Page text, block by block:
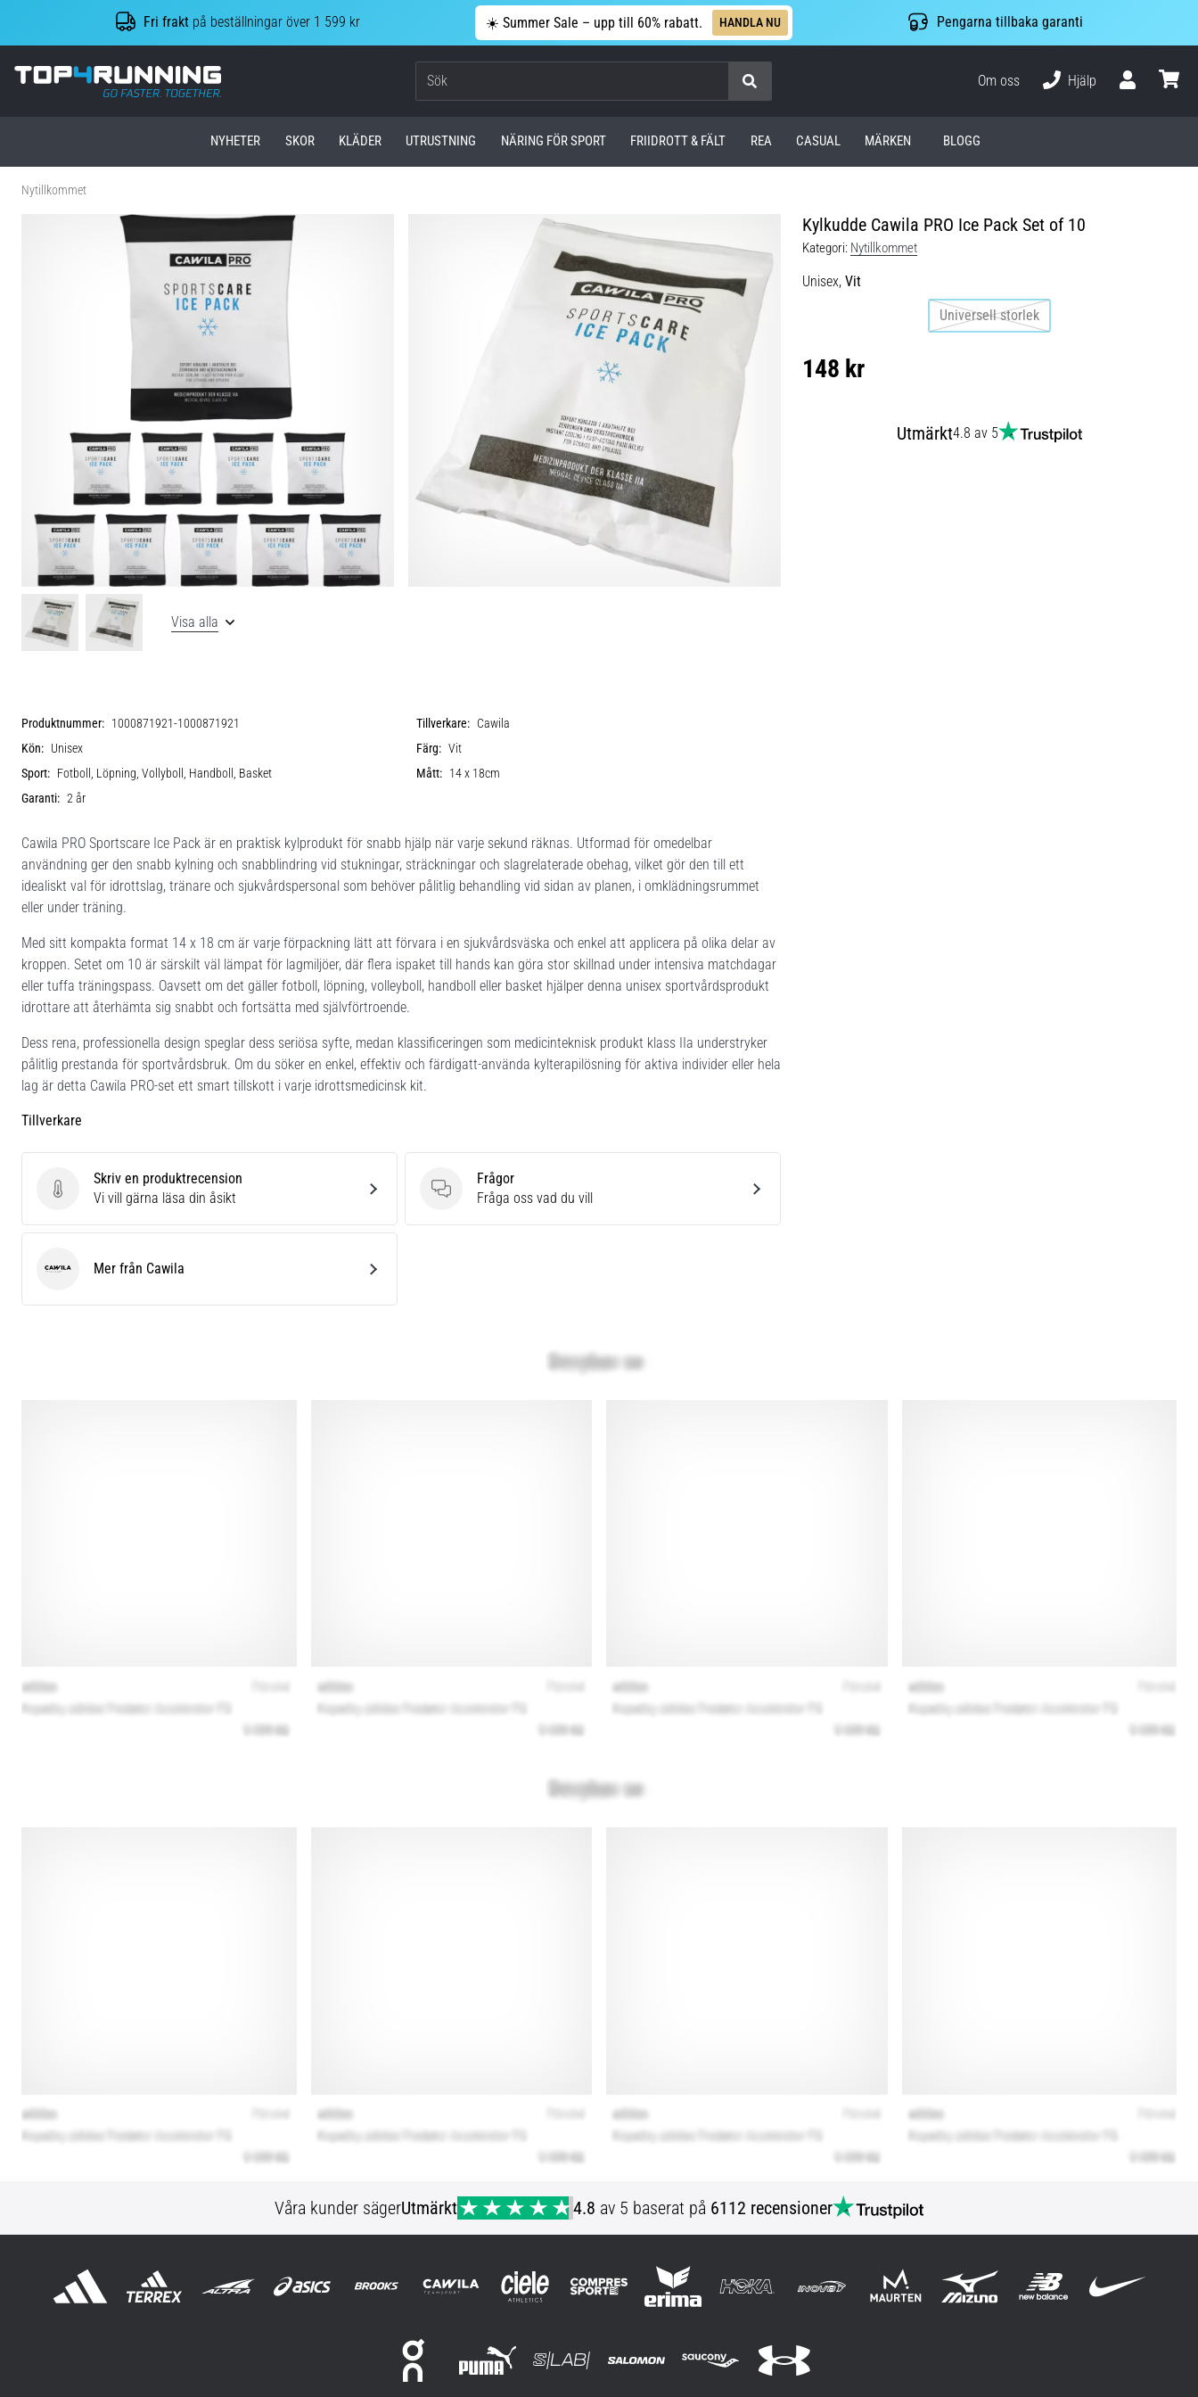
Fri frakt på beställningar över 1 599 kr ☀️ Summer Sale – upp till 60% rabatt. HANDLA NU Pengarna tillbaka garanti
Top4Running.se
Om oss
Hjälp
NYHETER SKOR KLÄDER UTRUSTNING NÄRING FÖR SPORT FRIIDROTT & FÄLT REA CASUAL MÄRKEN BLOGG
Nytillkommet
Kylkudde Cawila PRO Ice Pack Set of 10
Kategori: Nytillkommet
Unisex, Vit
Universell storlek
148 kr
Utmärkt4.8 av 5
Visa alla
Produktnummer: 1000871921-1000871921 Tillverkare: Cawila
Kön: Unisex Färg: Vit
Sport: Fotboll, Löpning, Vollyboll, Handboll, Basket Mått: 14 x 18cm
Garanti: 2 år
Cawila PRO Sportscare Ice Pack är en praktisk kylprodukt för snabb hjälp när varje sekund räknas. Utformad för omedelbar
användning ger den snabb kylning och snabblindring vid stukningar, sträckningar och slagrelaterade obehag, vilket gör den till ett
idealiskt val för idrottslag, tränare och sjukvårdspersonal som behöver pålitlig behandling vid sidan av planen, i omklädningsrummet
eller under träning.
Med sitt kompakta format 14 x 18 cm är varje förpackning lätt att förvara i en sjukvårdsväska och enkel att applicera på olika delar av
kroppen. Setet om 10 är särskilt väl lämpat för lagmiljöer, där flera ispaket till hands kan göra stor skillnad under intensiva matchdagar
eller tuffa träningspass. Oavsett om det gäller fotboll, löpning, volleyboll, handboll eller basket hjälper denna unisex sportvårdsprodukt
idrottare att återhämta sig snabbt och fortsätta med självförtroende.
Dess rena, professionella design speglar dess seriösa syfte, medan klassificeringen som medicinteknisk produkt klass IIa understryker
pålitlig prestanda för sportvårdsbruk. Om du söker en enkel, effektiv och färdigatt-använda kylterapilösning för aktiva individer eller hela
lag är detta Cawila PRO-set ett smart tillskott i varje idrottsmedicinsk kit.
Tillverkare
Skriv en produktrecension
Skriv en produktrecension
Vi vill gärna läsa din åsikt
Frågor
Frågor
Fråga oss vad du vill
Cawila Mer från Cawila
Våra kunder sägerUtmärkt 4.8 av 5 baserat på 6112 recensioner